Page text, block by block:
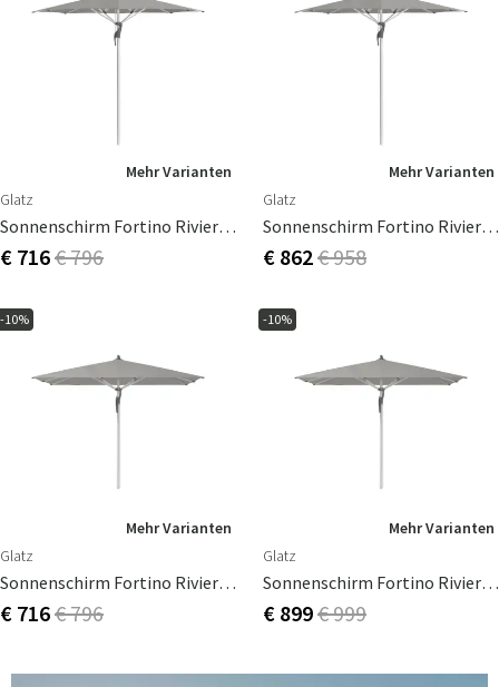
Mehr Varianten
Glatz
Sonnenschirm Fortino Riviera 250 Cm
€ 716€ 796
Mehr Varianten
Glatz
Sonnenschirm Fortino Riviera 300 Cm
€ 862€ 958
-10%
Mehr Varianten
Glatz
Sonnenschirm Fortino Riviera 200x200 Cm
€ 716€ 796
-10%
Mehr Varianten
Glatz
Sonnenschirm Fortino Riviera 240x240 Cm
€ 899€ 999